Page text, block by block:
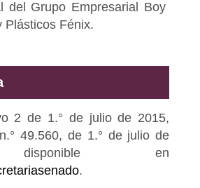
del Grupo Empresarial Boy
Plásticos Fénix.
2 de 1.° de julio de 2015,
49.560, de 1.° de julio de
en
.